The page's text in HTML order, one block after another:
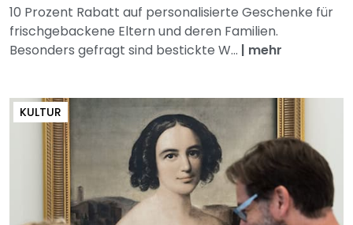
10 Prozent Rabatt auf personalisierte Geschenke für
frischgebackene Eltern und deren Familien.
Besonders gefragt sind bestickte W... | mehr
KULTUR